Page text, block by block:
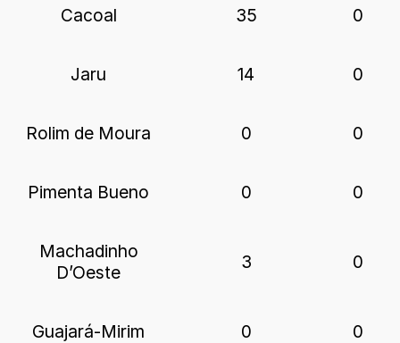
Cacoal 35 0
Jaru 14 0
Rolim de Moura 0 0
Pimenta Bueno 0 0
Machadinho
D’Oeste
3 0
Guajará-Mirim 0 0